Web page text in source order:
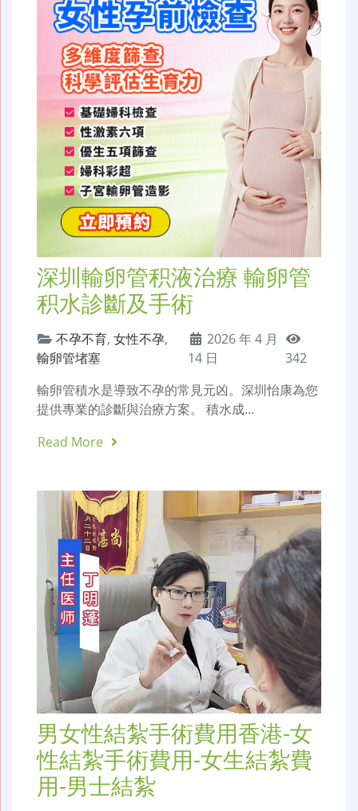
深圳輸卵管积液治療 輸卵管
积水診斷及手術
不孕不育, 女性不孕,
輸卵管堵塞
2026 年 4 月
14 日
342
輸卵管積水是導致不孕的常見元凶。深圳怡康為您
提供專業的診斷與治療方案。 積水成…
Read More
男女性結紮手術費用香港-女
性結紮手術費用-女生結紮費
用-男士結紮